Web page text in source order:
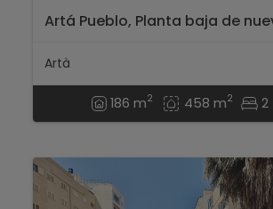
Artá Pueblo, Planta baja de
Artà
186 m2 458 m2 2